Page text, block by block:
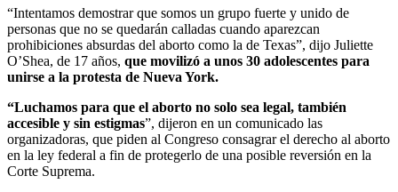
“Intentamos demostrar que somos un grupo fuerte y unido de
personas que no se quedarán calladas cuando aparezcan
prohibiciones absurdas del aborto como la de Texas”, dijo Juliette
O’Shea, de 17 años, que movilizó a unos 30 adolescentes para
unirse a la protesta de Nueva York.
“Luchamos para que el aborto no solo sea legal, también
accesible y sin estigmas”, dijeron en un comunicado las
organizadoras, que piden al Congreso consagrar el derecho al aborto
en la ley federal a fin de protegerlo de una posible reversión en la
Corte Suprema.